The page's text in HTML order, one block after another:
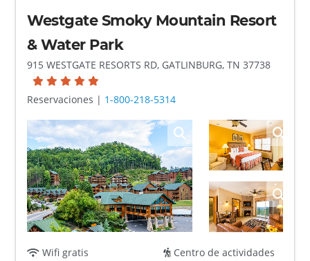
Westgate Smoky Mountain Resort
& Water Park
915 WESTGATE RESORTS RD, GATLINBURG, TN 37738
Reservaciones | 1-800-218-5314
Wifi gratis
Centro de actividades